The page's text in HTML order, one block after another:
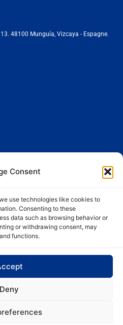
Consent
use technologies like cookies to
Consenting to these
data such as browsing behavior or
or withdrawing consent, may
functions.
Deny
48100 Munguía, Vizcaya - Espagne.
2024. Tous droits réservés.
Publicity.